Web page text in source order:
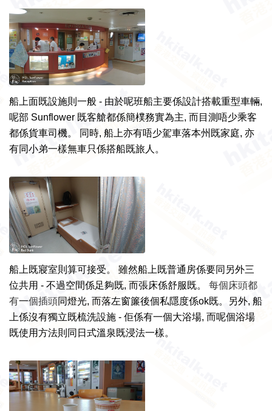
船上面既設施則一般 - 由於呢班船主要係設計搭載重型車輛,
呢部 Sunflower 既客艙都係簡樸務實為主, 而目測唔少乘客
都係貨車司機。 同時, 船上亦有唔少駕車落本州既家庭, 亦
有同小弟一樣無車只係搭船既旅人。
船上既寢室則算可接受。 雖然船上既普通房係要同另外三
位共用 - 不過空間係足夠既, 而張床係舒服既。 每個床頭都
有一個插頭同燈光, 而落左窗簾後個私隱度係ok既。另外, 船
上係沒有獨立既梳洗設施 - 佢係有一個大浴場, 而呢個浴場
既使用方法則同日式溫泉既浸法一樣。